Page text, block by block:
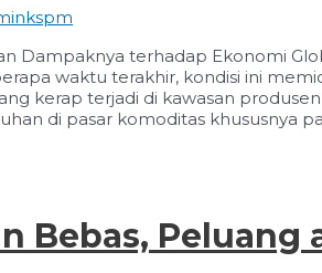
Dampaknya terhadap Ekonomi
waktu terakhir, kondisi ini
kerap terjadi di kawasan
di pasar komoditas khususnya
Bebas, Peluang